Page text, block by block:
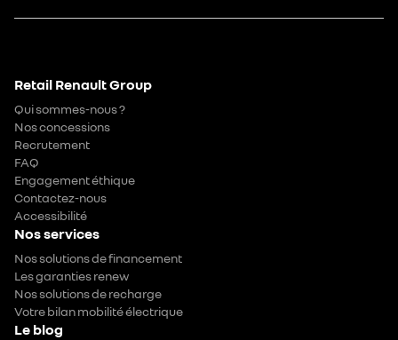
Retail Renault Group
Qui sommes-nous ?
Nos concessions
Recrutement
FAQ
Engagement éthique
Contactez-nous
Accessibilité
Nos services
Nos solutions de financement
Les garanties renew
Nos solutions de recharge
Votre bilan mobilité électrique
Le blog